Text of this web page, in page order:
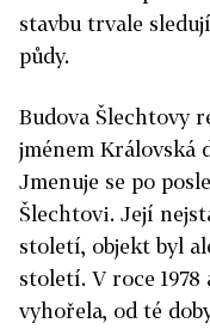
stavbu trvale
půdy.
Budova Šlechtovy
jménem Královská
Jmenuje se po
Šlechtovi. Její
století, objekt byl
století. V roce 1978
vyhořela, od té